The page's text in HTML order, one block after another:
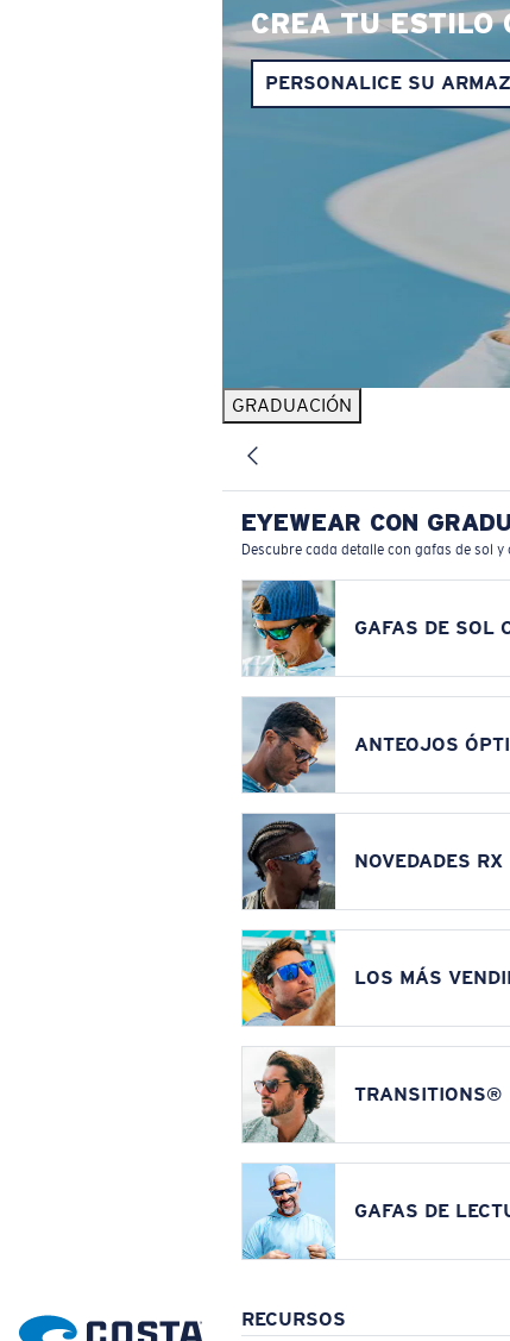
CREA TU ESTILO
PERSONALICE SU
GRADUACIÓN
EYEWEAR CON
Descubre cada detalle con gafas de sol
GAFAS DE SOL
ANTEOJOS
NOVEDADES RX
LOS MÁS
TRANSITIONS®
GAFAS DE
RECURSOS